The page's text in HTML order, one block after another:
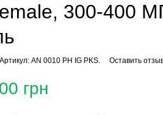
300-400
Артикул: AN 0010 PH IG PKS. Оставить
грн